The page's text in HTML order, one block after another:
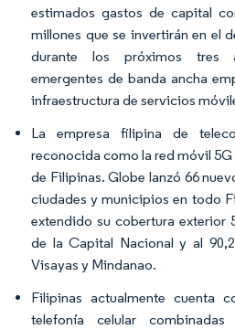
estimados gastos de capital
millones que se invertirán en el
durante los próximos tres
emergentes de banda ancha
infraestructura de servicios
La empresa filipina de
reconocida como la red móvil 5G
de Filipinas. Globe lanzó 66
ciudades y municipios en todo
extendido su cobertura exterior
de la Capital Nacional y al
Visayas y Mindanao.
Filipinas actualmente cuenta
telefonía celular